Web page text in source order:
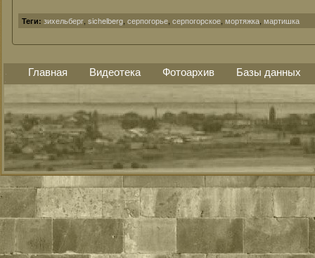
Теги: зихельберг sichelberg серпогорье серпогорское мортяжка мартишка
Главная Видеотека Фотоархив Базы данных